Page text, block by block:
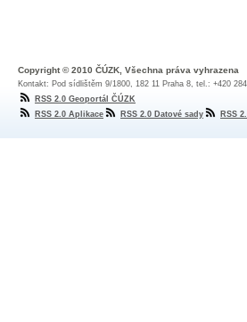
Copyright © 2010 ČÚZK, Všechna práva vyhrazena
Kontakt: Pod sídlištěm 9/1800, 182 11 Praha 8, tel.: +420
RSS 2.0 Geoportál ČÚZK
RSS 2.0 Aplikace
RSS 2.0 Datové sady RSS